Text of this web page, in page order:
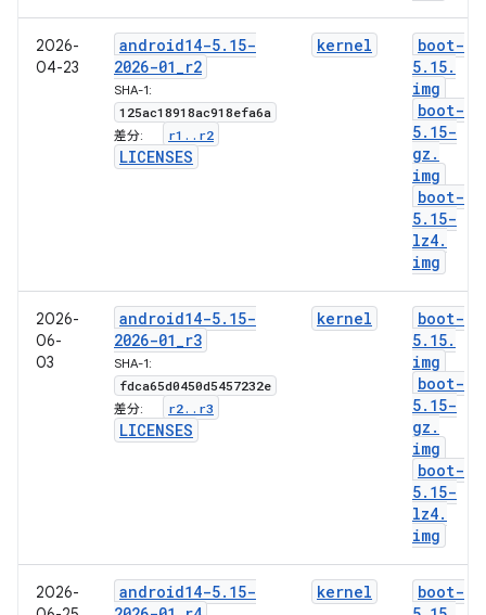
2026-
04-23
android14-5. 15-
2026-01_r2
SHA-1:
125ac18918ac918efa6a
差分: r1 . . r2
LICENSES
kernel
boot-
5. 15.
img
boot-
5. 15-
gz .
img
boot-
5. 15-
lz4.
img
2026-
06-
03
android14-5. 15-
2026-01_r3
SHA-1:
fdca65d0450d5457232e
差分: r2. . r3
LICENSES
kernel
boot-
5. 15.
img
boot-
5. 15-
gz .
img
boot-
5. 15-
lz4.
img
2026-
android14-5. 15-
kernel
boot-